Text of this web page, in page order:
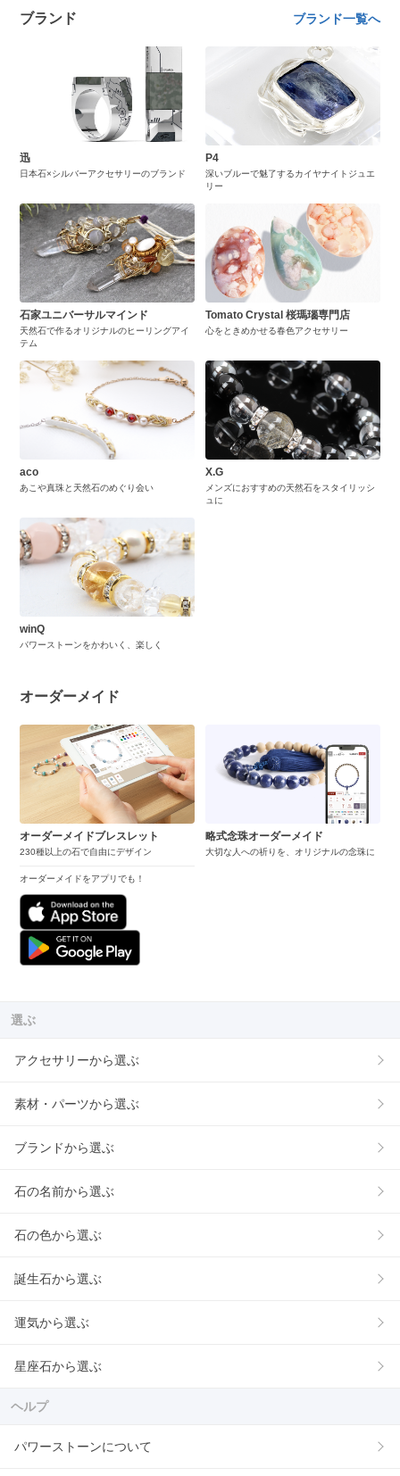
ブランド ブランド一覧へ
迅
日本石×シルバーアクセサリーのブランド
P4
深いブルーで魅了するカイヤナイトジュエ
リー
石家ユニバーサルマインド
天然石で作るオリジナルのヒーリングアイ
テム
Tomato Crystal 桜瑪瑙専門店
心をときめかせる春色アクセサリー
aco
あこや真珠と天然石のめぐり会い
X.G
メンズにおすすめの天然石をスタイリッシ
ュに
winQ
パワーストーンをかわいく、楽しく
オーダーメイド
オーダーメイドブレスレット
230種以上の石で自由にデザイン
オーダーメイドをアプリでも！
略式念珠オーダーメイド
大切な人への祈りを、オリジナルの念珠に
選ぶ
アクセサリーから選ぶ
素材・パーツから選ぶ
ブランドから選ぶ
石の名前から選ぶ
石の色から選ぶ
誕生石から選ぶ
運気から選ぶ
星座石から選ぶ
ヘルプ
パワーストーンについて